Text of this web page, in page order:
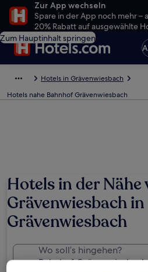
Zur App wechseln
Spare in der App noch mehr –
20% Rabatt auf ausgewählte
Zum Hauptinhalt springen
Hotels in Grävenwiesbach
Hotels nahe Bahnhof Grävenwiesbach
Hotels in der
Grävenwiesbach in
Grävenwiesbach
Wo soll’s hingehen?
Bahnhof